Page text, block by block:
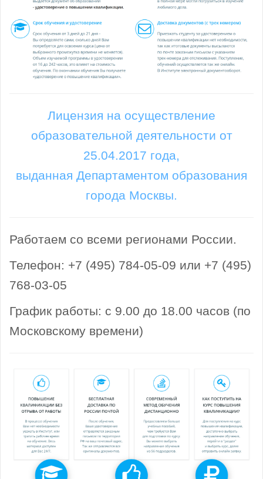
Лицензия на осуществление
образовательной деятельности от
25.04.2017 года,
выданная Департаментом образования
города Москвы.
Работаем со всеми регионами России.
Телефон: +7 (495) 784-05-09 или +7 (495)
768-03-05
График работы: с 9.00 до 18.00 часов (по
Московскому времени)